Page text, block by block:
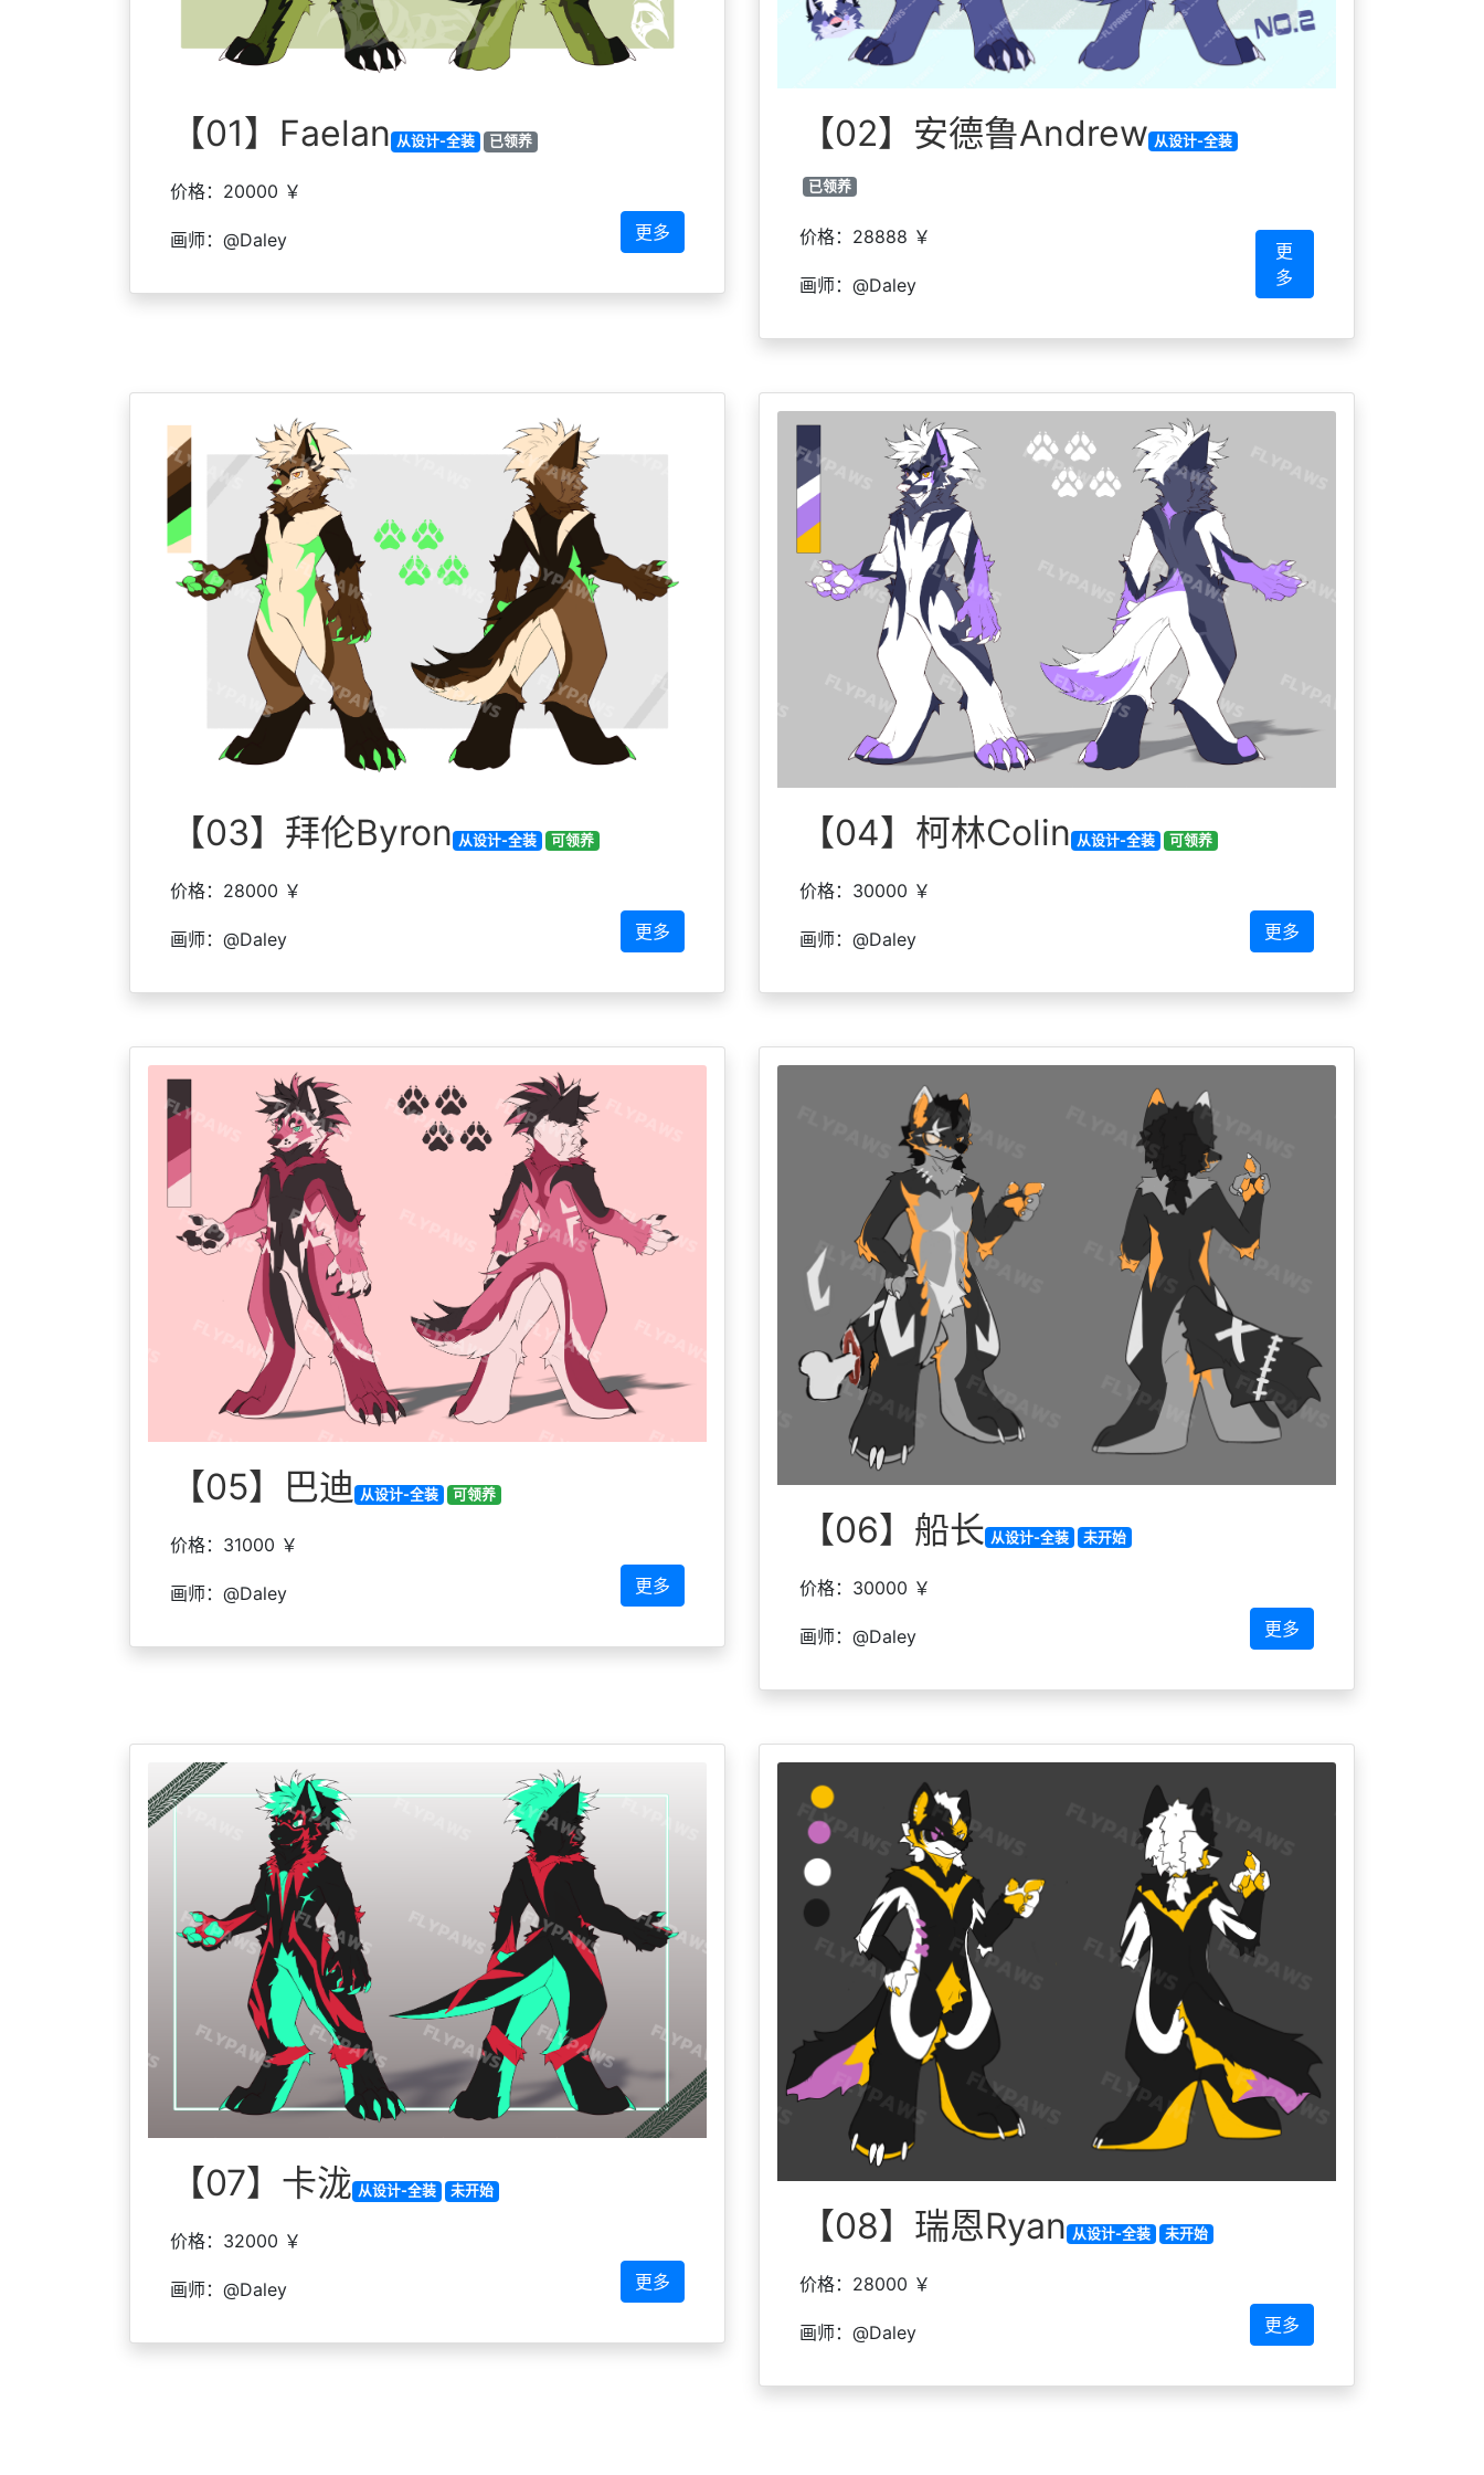
【01】Faelan 从设计-全装 已领养
价格：20000 ￥
画师：@Daley 更多
【02】安德鲁Andrew 从设计-全装
已领养
价格：28888 ￥
画师：@Daley
更
多
【03】拜伦Byron 从设计-全装 可领养
价格：28000 ￥
画师：@Daley 更多
【04】柯林Colin 从设计-全装 可领养
价格：30000 ￥
画师：@Daley 更多
【05】巴迪 从设计-全装 可领养
价格：31000 ￥
画师：@Daley 更多
【06】船长 从设计-全装 未开始
价格：30000 ￥
画师：@Daley 更多
【07】卡泷 从设计-全装 未开始
价格：32000 ￥
画师：@Daley 更多
【08】瑞恩Ryan 从设计-全装 未开始
价格：28000 ￥
画师：@Daley 更多